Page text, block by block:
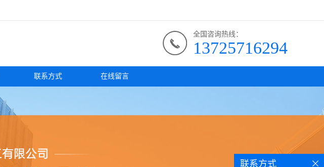
全国咨询热线：
13725716294
联系方式 在线留言
联系方式